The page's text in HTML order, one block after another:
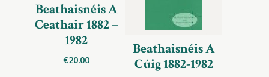
Beathaisnéis A
Ceathair 1882 –
1982
€20.00
Beathaisnéis A
Cúig 1882-1982